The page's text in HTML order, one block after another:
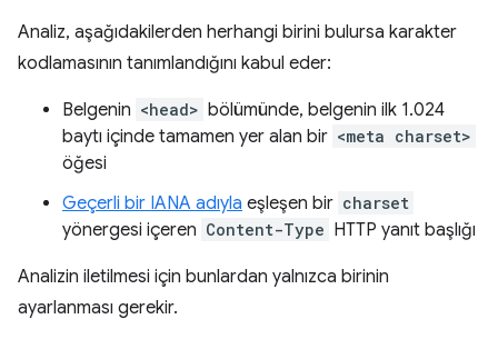
Analiz, aşağıdakilerden herhangi birini bulursa karakter
kodlamasının tanımlandığını kabul eder:
Belgenin <head> bölümünde, belgenin ilk 1.024
baytı içinde tamamen yer alan bir <meta charset>
öğesi
Geçerli bir IANA adıyla eşleşen bir charset
yönergesi içeren Content-Type HTTP yanıt başlığı
Analizin iletilmesi için bunlardan yalnızca birinin
ayarlanması gerekir.